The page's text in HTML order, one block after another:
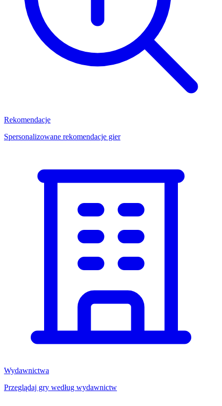
Rekomendacje
Spersonalizowane rekomendacje gier
Wydawnictwa
Przeglądaj gry według wydawnictw